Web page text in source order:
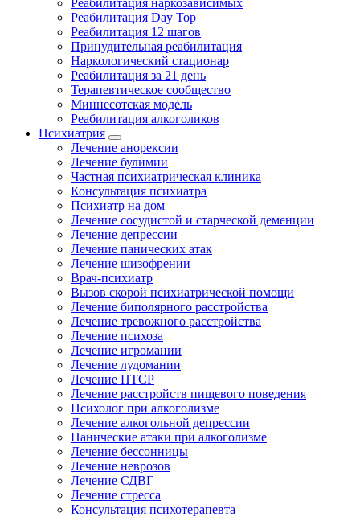
Реабилитация наркозависимых
Реабилитация Day Top
Реабилитация 12 шагов
Принудительная реабилитация
Наркологический стационар
Реабилитация за 21 день
Терапевтическое сообщество
Миннесотская модель
Реабилитация алкоголиков
Психиатрия
Лечение анорексии
Лечение булимии
Частная психиатрическая клиника
Консультация психиатра
Психиатр на дом
Лечение сосудистой и старческой деменции
Лечение депрессии
Лечение панических атак
Лечение шизофрении
Врач-психиатр
Вызов скорой психиатрической помощи
Лечение биполярного расстройства
Лечение тревожного расстройства
Лечение психоза
Лечение игромании
Лечение лудомании
Лечение ПТСР
Лечение расстройств пищевого поведения
Психолог при алкоголизме
Лечение алкогольной депрессии
Панические атаки при алкоголизме
Лечение бессонницы
Лечение неврозов
Лечение СДВГ
Лечение стресса
Консультация психотерапевта